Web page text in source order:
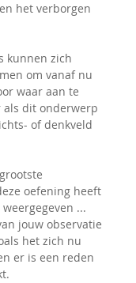
het verborgen
kunnen zich
om vanaf nu
waar aan te
als dit onderwerp
of denkveld
oefening heeft
...
jouw observatie
het zich nu
er is een reden